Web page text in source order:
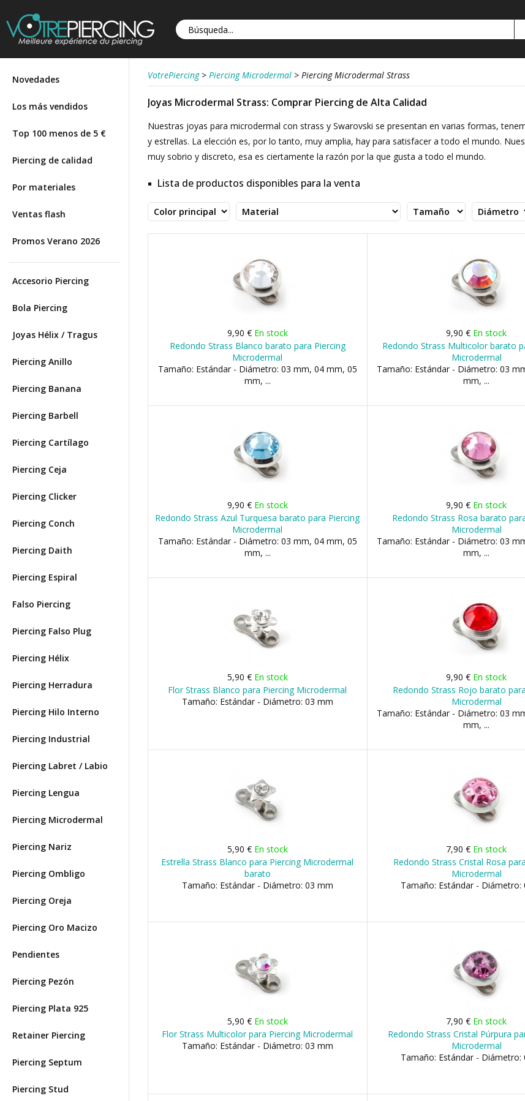
Novedades
Los más vendidos
Top 100 menos de 5 €
Piercing de calidad
Por materiales
Ventas flash
Promos Verano 2026
Accesorio Piercing
Bola Piercing
Joyas Hélix / Tragus
Piercing Anillo
Piercing Banana
Piercing Barbell
Piercing Cartílago
Piercing Ceja
Piercing Clicker
Piercing Conch
Piercing Daith
Piercing Espiral
Falso Piercing
Piercing Falso Plug
Piercing Hélix
Piercing Herradura
Piercing Hilo Interno
Piercing Industrial
Piercing Labret / Labio
Piercing Lengua
Piercing Microdermal
Piercing Nariz
Piercing Ombligo
Piercing Oreja
Piercing Oro Macizo
Pendientes
Piercing Pezón
Piercing Plata 925
Retainer Piercing
Piercing Septum
Piercing Stud
VotrePiercing > Piercing Microdermal > Piercing Microdermal Strass
Joyas Microdermal Strass: Comprar Piercing de Alta Calidad
Nuestras joyas para microdermal con strass y Swarovski se presentan en varias formas,
y estrellas. La elección es, por lo tanto, muy amplia, hay para satisfacer a todo el mundo.
muy sobrio y discreto, esa es ciertamente la razón por la que gusta a todo el mundo.
Lista de productos disponibles para la venta
9,90 € En stock
Redondo Strass Blanco barato para Piercing
Microdermal
Tamaño: Estándar - Diámetro: 03 mm, 04 mm, 05
mm, ...
9,90 € En stock
Redondo Strass Multicolor barato
Microdermal
Tamaño: Estándar - Diámetro: 03
mm, ...
9,90 € En stock
Redondo Strass Azul Turquesa barato para Piercing
Microdermal
Tamaño: Estándar - Diámetro: 03 mm, 04 mm, 05
mm, ...
9,90 € En stock
Redondo Strass Rosa barato
Microdermal
Tamaño: Estándar - Diámetro: 03
mm, ...
5,90 € En stock
Flor Strass Blanco para Piercing Microdermal
Tamaño: Estándar - Diámetro: 03 mm
9,90 € En stock
Redondo Strass Rojo barato
Microdermal
Tamaño: Estándar - Diámetro: 03
mm, ...
5,90 € En stock
Estrella Strass Blanco para Piercing Microdermal
barato
Tamaño: Estándar - Diámetro: 03 mm
7,90 € En stock
Redondo Strass Cristal Rosa
Microdermal
Tamaño: Estándar - Diámetro:
5,90 € En stock
Flor Strass Multicolor para Piercing Microdermal
Tamaño: Estándar - Diámetro: 03 mm
7,90 € En stock
Redondo Strass Cristal Púrpura
Microdermal
Tamaño: Estándar - Diámetro: